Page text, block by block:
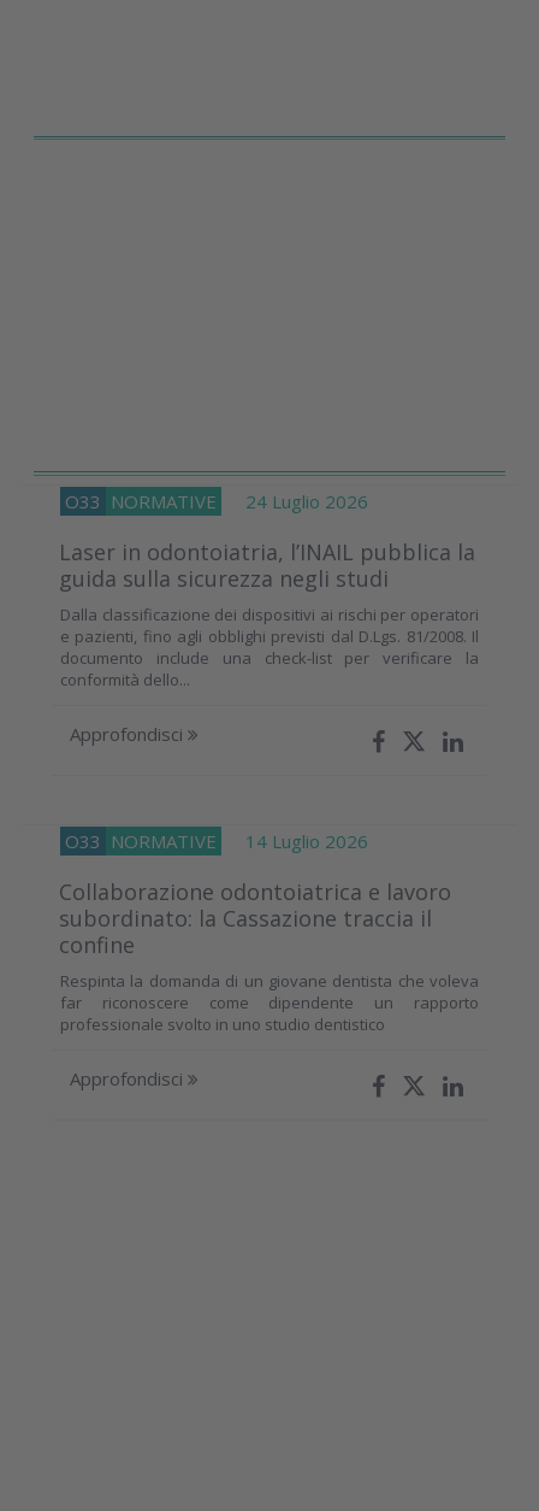
O33 NORMATIVE 24 Luglio 2026
Laser in odontoiatria, l’INAIL pubblica la
guida sulla sicurezza negli studi
Dalla classificazione dei dispositivi ai rischi per operatori
e pazienti, fino agli obblighi previsti dal D.Lgs. 81/2008. Il
documento include una check-list per verificare la
conformità dello...
Approfondisci
O33 NORMATIVE 14 Luglio 2026
Collaborazione odontoiatrica e lavoro
subordinato: la Cassazione traccia il
confine
Respinta la domanda di un giovane dentista che voleva
far riconoscere come dipendente un rapporto
professionale svolto in uno studio dentistico
Approfondisci